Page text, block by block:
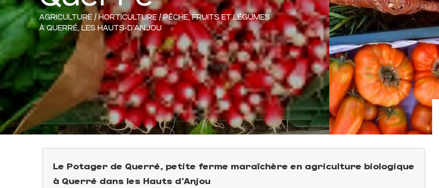
AGRICULTURE / HORTICULTURE / PÊCHE,FRUITS ET LÉGUMES
À QUERRÉ, LES HAUTS-D'ANJOU
Le Potager de Querré, petite ferme maraîchère en agriculture biologique
à Querré dans les Hauts d'Anjou